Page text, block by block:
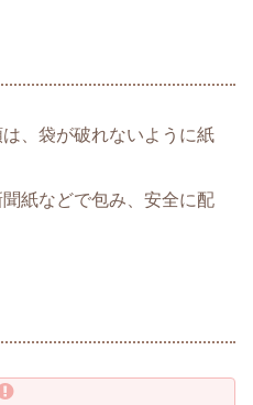
、袋が破れないように紙
紙などで包み、安全に配